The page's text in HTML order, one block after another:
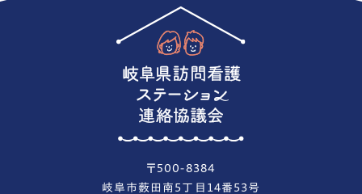
〒500-8384
岐阜市薮田南５丁目１４番５３号